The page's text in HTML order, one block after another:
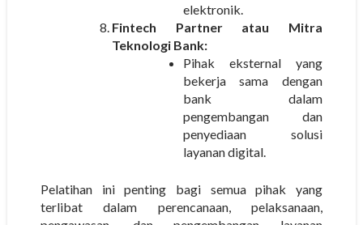
elektronik.
Fintech Partner atau Mitra
Teknologi Bank:
Pihak eksternal yang
bekerja sama dengan
bank dalam
pengembangan dan
penyediaan solusi
layanan digital.
Pelatihan ini penting bagi semua pihak yang
terlibat dalam perencanaan, pelaksanaan,